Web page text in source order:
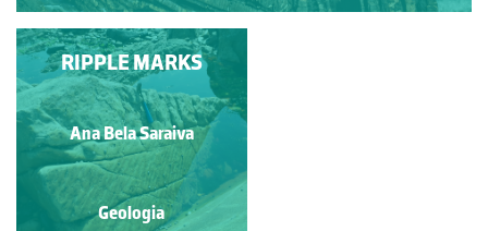
APERTOS DA VIDA DE
UMA ROCHA
Francisco Sousa
Geologia
RIPPLE MARKS
Ana Bela Saraiva
Geologia